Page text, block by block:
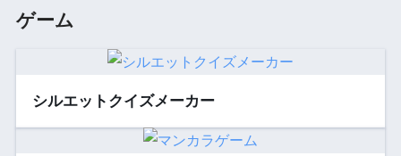
ゲーム
シルエットクイズメーカー